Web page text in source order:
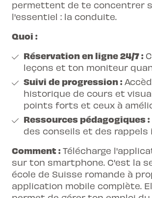
permettent de te concentrer
l'essentiel : la conduite.
Quoi :
Réservation en ligne 24/7 :
leçons et ton moniteur
Suivi de progression :
historique de cours et
points forts et ceux à
Ressources pédagogiques :
des conseils et des rappels
Comment : Télécharge
sur ton smartphone. C'est la
école de Suisse romande à
application mobile complète.